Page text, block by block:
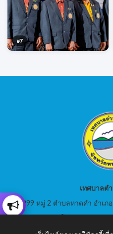
#7
เทศบาลต
999 หมู่ 2 ตำบลหาดคำ อำเภ